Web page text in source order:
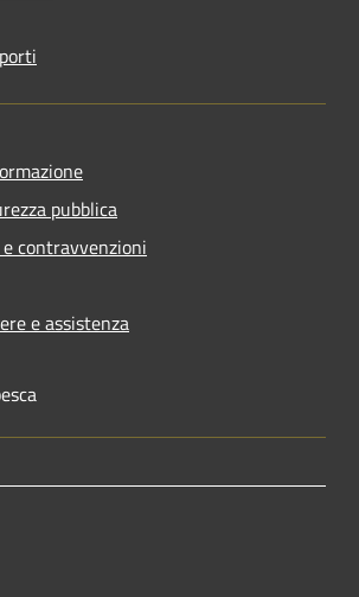
pubblica
contravvenzioni
e assistenza